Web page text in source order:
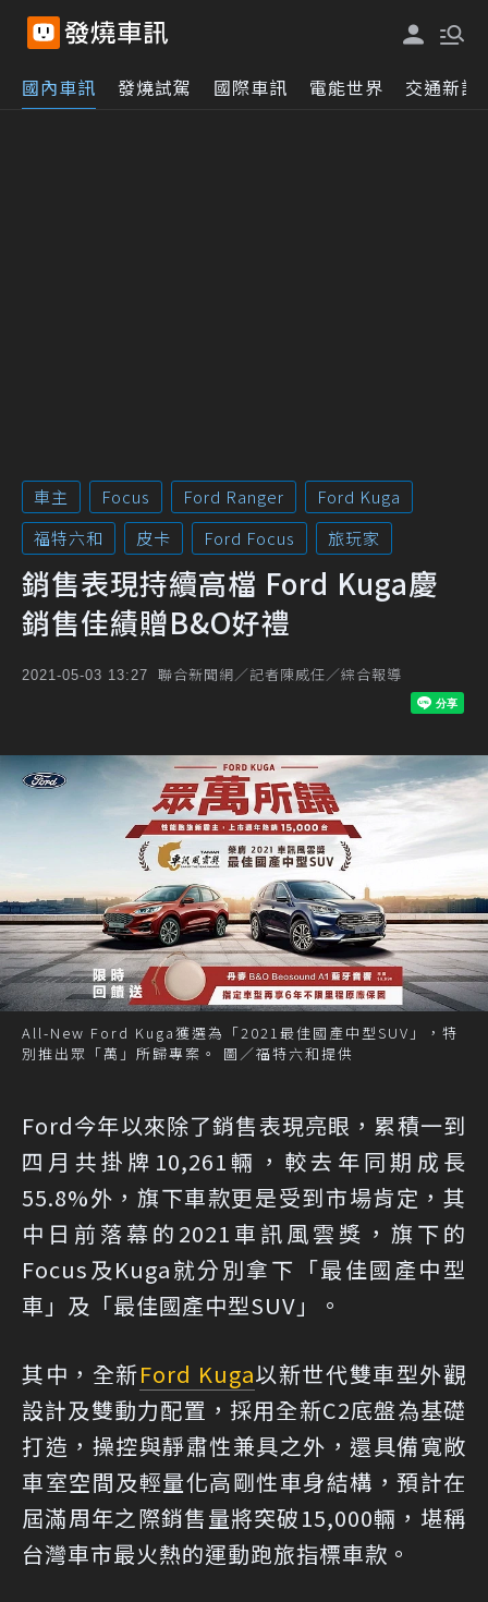
國內車訊 發燒試駕 國際車訊 電能世界 交通新訊
車主 Focus Ford Ranger
Ford Kuga
福特六和
皮卡 Ford Focus 旅玩家
銷售表現持續高檔 Ford Kuga慶
銷售佳績贈B&O好禮
2021-05-03 13:27 聯合新聞網／記者陳威任／綜合報導
All-New Ford Kuga獲選為「2021最佳國產中型SUV」，特
別推出眾「萬」所歸專案。 圖／福特六和提供
Ford今年以來除了銷售表現亮眼，累積一到
四月共掛牌10,261輛，較去年同期成長
55.8%外，旗下車款更是受到市場肯定，其
中日前落幕的2021車訊風雲獎，旗下的
Focus及Kuga就分別拿下「最佳國產中型
車」及「最佳國產中型SUV」。
其中，全新Ford Kuga以新世代雙車型外觀
設計及雙動力配置，採用全新C2底盤為基礎
打造，操控與靜肅性兼具之外，還具備寬敞
車室空間及輕量化高剛性車身結構，預計在
屆滿周年之際銷售量將突破15,000輛，堪稱
台灣車市最火熱的運動跑旅指標車款。